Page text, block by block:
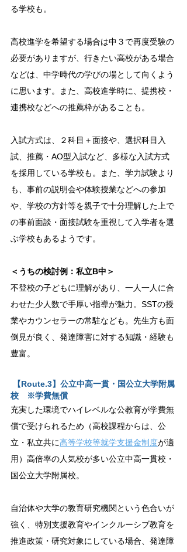
る学校も。
高校進学を希望する場合は中３で再度受験の
必要がありますが、行きたい高校がある場合
などは、中学時代の学びの場として向くよう
に思います。また、高校進学時に、提携校・
連携校などへの推薦枠があることも。
入試方式は、２科目＋面接や、選択科目入
試、推薦・AO型入試など、多様な入試方式
を採用している学校も。また、学力試験より
も、事前の説明会や体験授業などへの参加
や、学校の方針等を親子で十分理解した上で
の事前面談・面接試験を重視して入学者を選
ぶ学校もあるようです。
＜うちの検討例：私立B中＞
不登校の子どもに理解があり、一人一人に合
わせた少人数で手厚い指導が魅力。SSTの授
業やカウンセラーの常駐なども。先生方も面
倒見が良く、発達障害に対する知識・経験も
豊富。
校　※学費無償
充実した環境でハイレベルな公教育が学費無
償で受けられるため（高校課程からは、公
立・私立共に高等学校等就学支援金制度が適
用）高倍率の人気校が多い公立中高一貫校・
国公立大学附属校。
自治体や大学の教育研究機関という色合いが
強く、特別支援教育やインクルーシブ教育を
推進政策・研究対象にしている場合、発達障